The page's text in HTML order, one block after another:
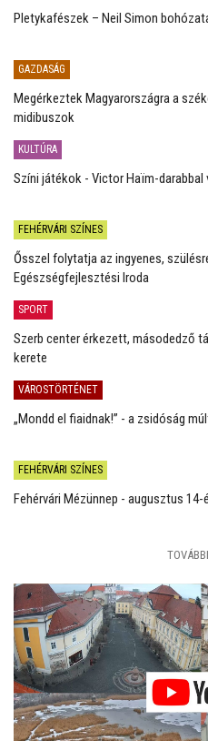
Pletykafészek – Neil Simon
GAZDASÁG
Megérkeztek Magyarországra a
midibuszok
KULTÚRA
Színi játékok - Victor Haïm-darabbal
FEHÉRVÁRI SZÍNES
Ősszel folytatja az ingyenes,
Egészségfejlesztési Iroda
SPORT
Szerb center érkezett, másodedző
kerete
VÁROSTÖRTÉNET
„Mondd el fiaidnak!” - a zsidóság
FEHÉRVÁRI SZÍNES
Fehérvári Mézünnep - augusztus